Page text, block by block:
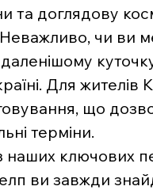
та доглядову
Неважливо, чи ви
Для
що
терміни.
наших ключових
ви завжди